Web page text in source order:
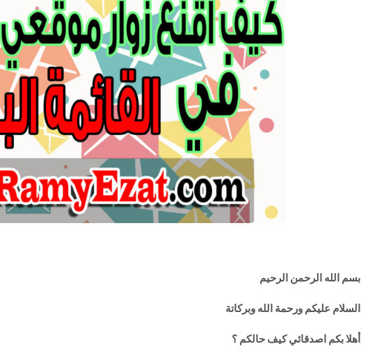
بسم الله الرحمن الرحيم
السلام عليكم ورحمة الله وبركاتة
أهلا بكم اصدقائي كيف حالكم ؟